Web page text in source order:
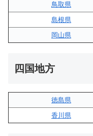
鳥取県
島根県
岡山県
四国地方
徳島県
香川県